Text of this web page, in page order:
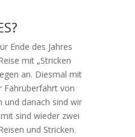
Ende des Jahres
mit „Stricken
an. Diesmal mit
Fährüberfahrt von
und danach sind wir
sind wieder zwei
und Stricken.